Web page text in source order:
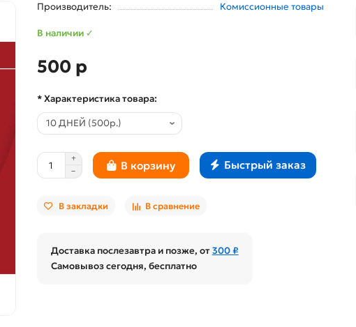
Производитель: Комиссионные товары
В наличии ✓
500 р
* Характеристика товара:
В корзину Быстрый заказ
В закладки В сравнение
Доставка послезавтра и позже, от300 ₽
Самовывоз сегодня, бесплатно